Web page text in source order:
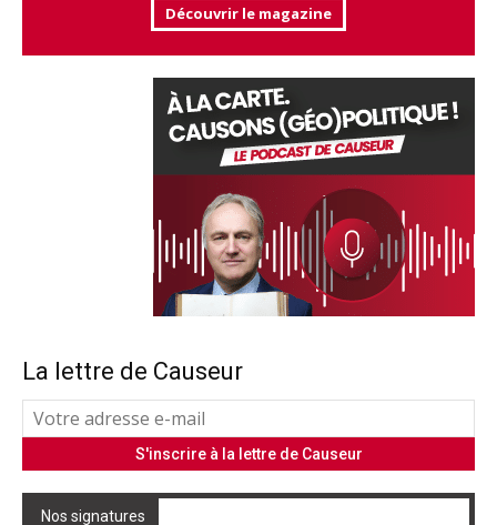
Découvrir le magazine
La lettre de Causeur
Nos signatures